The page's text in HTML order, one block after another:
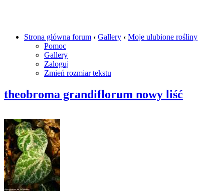
Strona główna forum ‹ Gallery ‹ Moje ulubione rośliny
Pomoc
Gallery
Zaloguj
Zmień rozmiar tekstu
theobroma grandiflorum nowy liść